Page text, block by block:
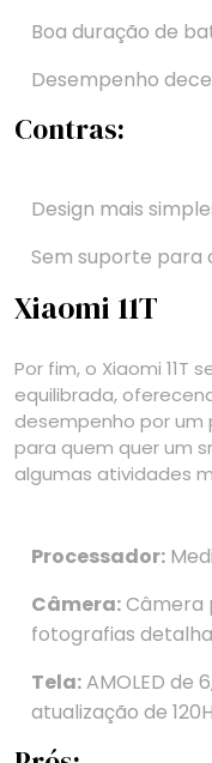
Boa duração de
Desempenho
Contras:
Design mais
Sem suporte
Xiaomi 11T
Por fim, o Xiaomi
equilibrada,
desempenho por um
para quem quer um
algumas atividades
Processador:
Câmera:Câmera
fotografias
Tela:AMOLED de
atualização de